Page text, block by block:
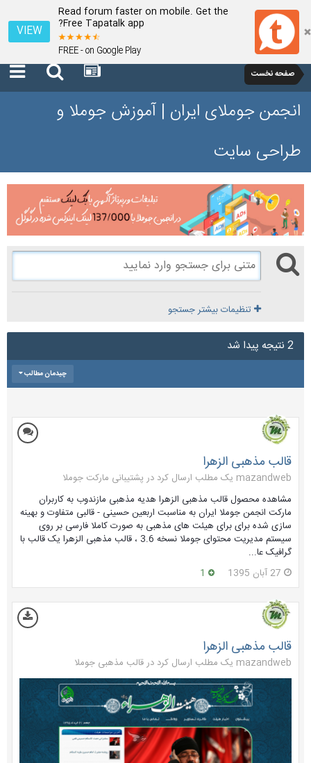
Read forum faster on mobile. Get the
Free Tapatalk app?
FREE - on Google Play
VIEW
صفحه نخست
انجمن جوملای ایران | آموزش جوملا و
طراحی سایت
تنظیمات بیشتر جستجو
2 نتیجه پیدا شد
چیدمان مطالب
قالب مذهبی الزهرا
mazandweb یک مطلب ارسال کرد در
پشتیبانی مارکت جوملا
مشاهده محصول قالب مذهبی الزهرا هدیه مذهبی مازندوب به کاربران
مارکت انجمن جوملا ایران به مناسبت اربعین حسینی - قالبی متفاوت و بهینه
سازی شده برای برای هیئت های مذهبی به صورت کاملا فارسی بر روی
سیستم مدیریت محتوای جوملا نسخه 3.6 ، قالب مذهبی الزهرا یک قالب با
گرافیک عا...
27 آبان 1395
قالب مذهبی الزهرا
mazandweb یک مطلب ارسال کرد در قالب مذهبی جوملا